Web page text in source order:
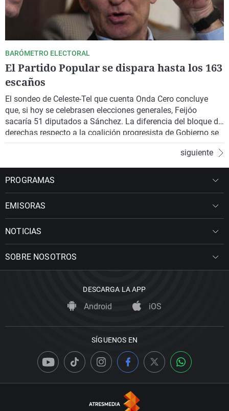
BARÓMETRO ELECTORAL
El Partido Popular se dispara hasta los 163
escaños
El sondeo de Celeste-Tel que cuenta Onda Cero concluye
que, si hoy se celebrasen elecciones generales, Feijóo
sacaría 51 diputados a Sánchez. La diferencia del bloque de
derechas respecto a la coalición progresista de Gobierno se
eleva hasta los 54.
siguiente
PROGRAMAS
EMISORAS
NOTICIAS
SOBRE NOSOTROS
DESCARGA LA APP
Android iOS
SÍGUENOS EN